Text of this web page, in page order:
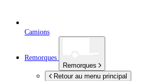
Camions
Remorques
Remorques
Retour au menu principal